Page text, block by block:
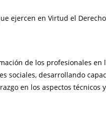
ejercen en Virtud el Derecho
de los profesionales en
sociales, desarrollando
en los aspectos técnicos y